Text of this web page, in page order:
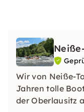
Wir von Neiße-
Jahren tolle
der Oberlausitz